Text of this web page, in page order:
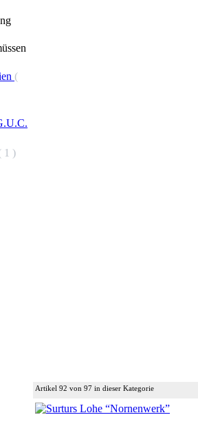
(
1 )
Artikel 92 von 97 in dieser Kategorie